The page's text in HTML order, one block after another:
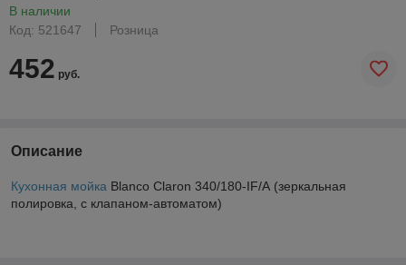
В наличии
Код: 521647
Розница
452 руб.
Описание
Кухонная мойка Blanco Claron 340/180-IF/А (зеркальная
полировка, с клапаном-автоматом)